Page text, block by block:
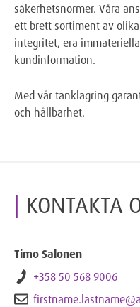
säkerhetsnormer. Våra
ett brett sortiment av
integritet, era
kundinformation.
Med vår tanklagring
och hållbarhet.
KONTAKTA
Timo Salonen
+358 50 568 9006